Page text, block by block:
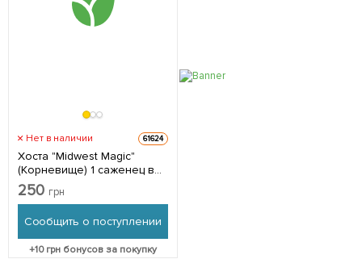
Нет в наличии 61624
Хоста "Midwest Magic"
(Корневище) 1 саженец в
упаковке
250 грн
Сообщить о поступлении
+10грн бонусов за покупку